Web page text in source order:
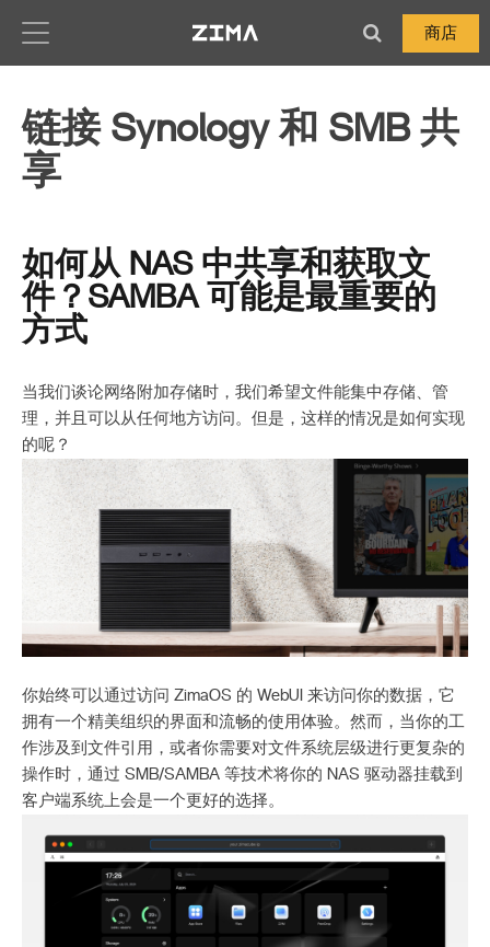
商店
链接 Synology 和 SMB 共
享
如何从 NAS 中共享和获取文
件？SAMBA 可能是最重要的
方式
当我们谈论网络附加存储时，我们希望文件能集中存储、管
理，并且可以从任何地方访问。但是，这样的情况是如何实现
的呢？
你始终可以通过访问 ZimaOS 的 WebUI 来访问你的数据，它
拥有一个精美组织的界面和流畅的使用体验。然而，当你的工
作涉及到文件引用，或者你需要对文件系统层级进行更复杂的
操作时，通过 SMB/SAMBA 等技术将你的 NAS 驱动器挂载到
客户端系统上会是一个更好的选择。